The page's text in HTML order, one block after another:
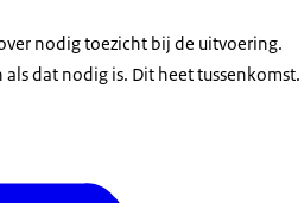
nodig toezicht bij de uitvoering.
dat nodig is. Dit heet tussenkomst.